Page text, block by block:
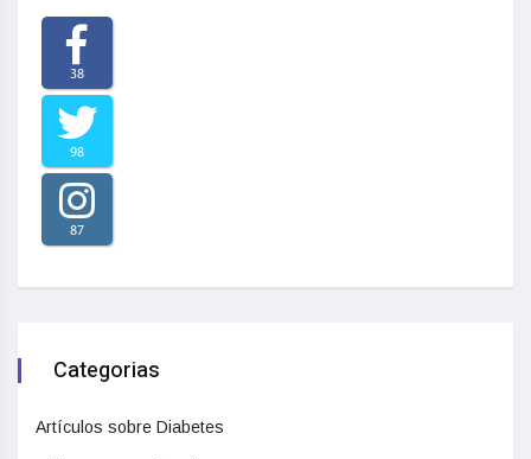
38
98
87
Categorias
Artículos sobre Diabetes